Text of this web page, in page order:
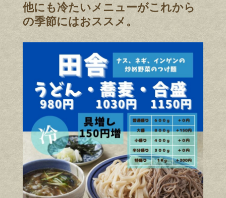
他にも冷たいメニューがこれから
の季節にはおススメ。